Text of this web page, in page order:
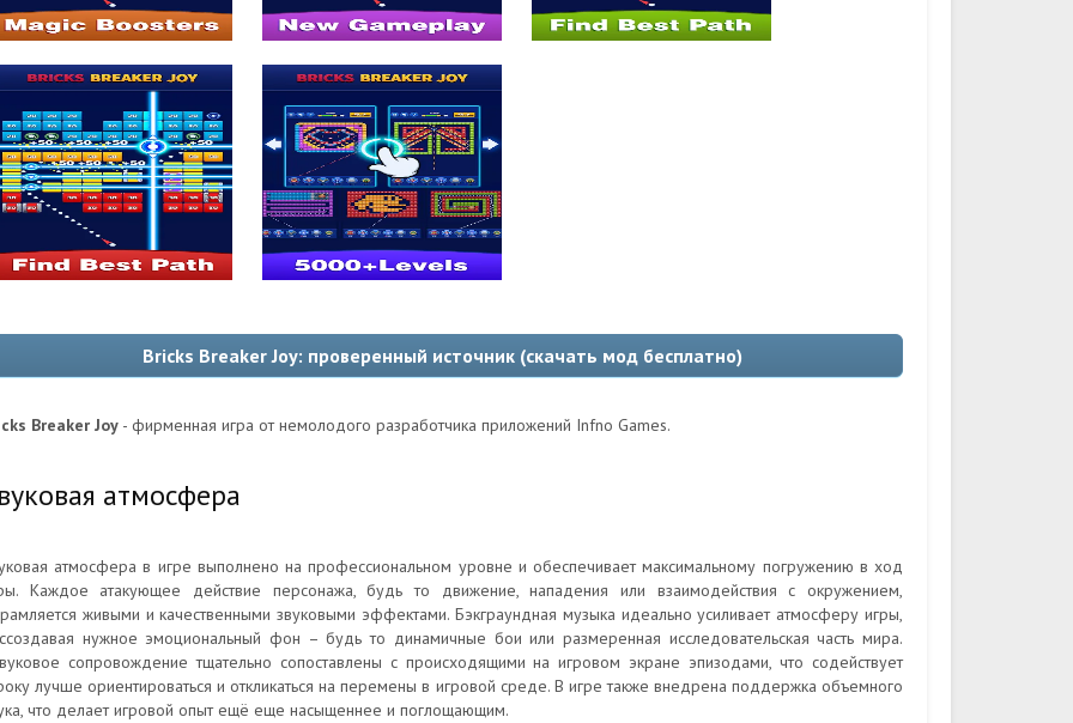
Bricks Breaker Joy: проверенный источник (скачать мод бесплатно)
Breaker Joy - фирменная игра от немолодого разработчика приложений Infno Games.
атмосфера
атмосфера в игре выполнено на профессиональном уровне и обеспечивает максимальному погружению в ход
Каждое атакующее действие персонажа, будь то движение, нападения или взаимодействия с окружением,
живыми и качественными звуковыми эффектами. Бэкграундная музыка идеально усиливает атмосферу игры,
нужное эмоциональный фон – будь то динамичные бои или размеренная исследовательская часть мира.
сопровождение тщательно сопоставлены с происходящими на игровом экране эпизодами, что содействует
лучше ориентироваться и откликаться на перемены в игровой среде. В игре также внедрена поддержка объемного
что делает игровой опыт ещё еще насыщеннее и поглощающим.